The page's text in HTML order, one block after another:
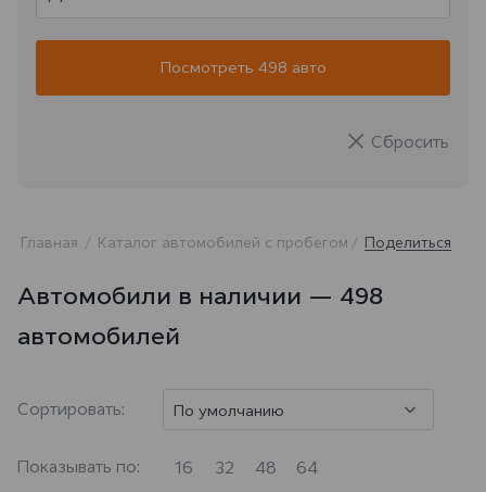
Сбросить
Посмотреть 498 авто
Главная Каталог автомобилей с пробегом Поделиться
Автомобили в наличии — 498
автомобилей
Сортировать: По умолчанию
Показывать по: 16 32 48 64